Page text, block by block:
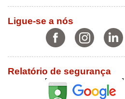
Ligue-se a nós
Relatório de segurança